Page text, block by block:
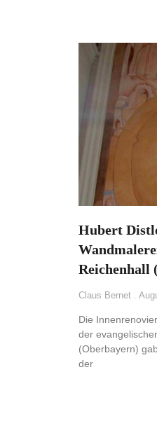
Hubert
Reichenhall
Claus Bernet
Die
der
(Oberbayern)
der